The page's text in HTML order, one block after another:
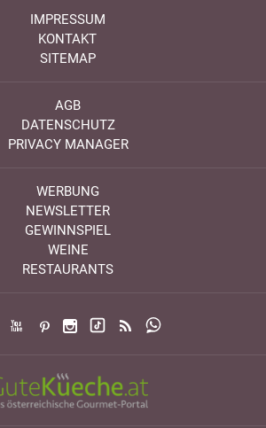
IMPRESSUM
KONTAKT
SITEMAP
AGB
DATENSCHUTZ
PRIVACY MANAGER
WERBUNG
NEWSLETTER
GEWINNSPIEL
WEINE
RESTAURANTS